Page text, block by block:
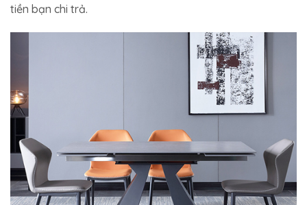
tiền bạn chi trả.